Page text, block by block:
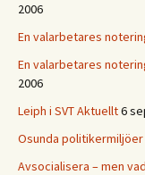
2006
En valarbetares
En valarbetares
2006
Leiph i SVT Aktuellt6
Osunda politikermiljöer
Avsocialisera – men